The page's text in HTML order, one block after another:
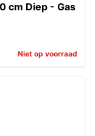
cm Diep - Gas
Niet op voorraad